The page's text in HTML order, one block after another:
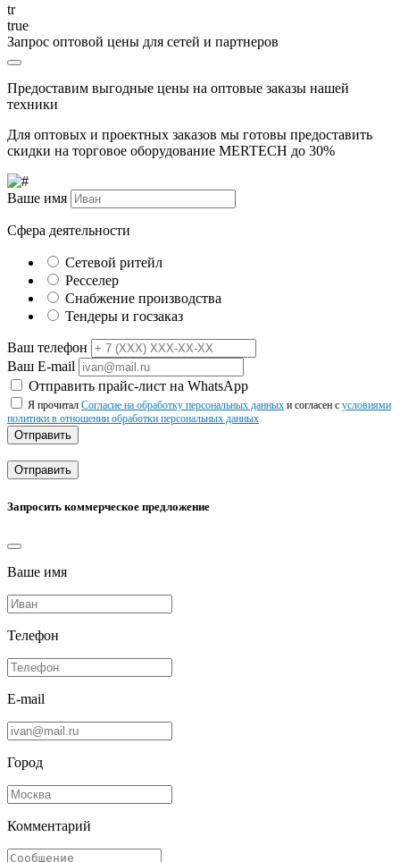
tr
true
Запрос оптовой цены для сетей и партнеров
Предоставим выгодные цены на оптовые заказы нашей
техники
Для оптовых и проектных заказов мы готовы предоставить
скидки на торговое оборудование MERTECH до 30%
Ваше имя
Сфера деятельности
Сетевой ритейл
Ресселер
Снабжение производства
Тендеры и госзаказ
Ваш телефон
Ваш E-mail
Отправить прайс-лист на WhatsApp
Я прочитал Согласие на обработку персональных данных и согласен с условиями
политики в отношении обработки персональных данных
Отправить
Отправить
Запросить коммерческое предложение
Ваше имя
Телефон
E-mail
Город
Комментарий